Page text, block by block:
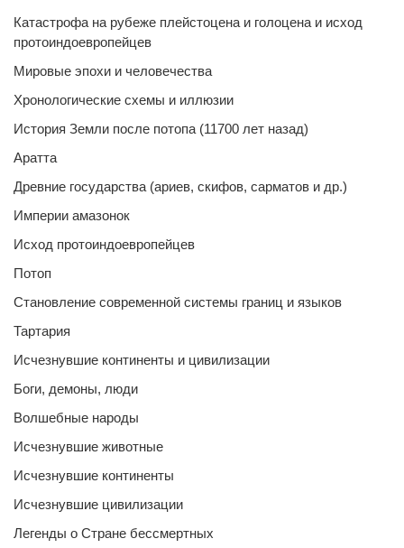
Катастрофа на рубеже плейстоцена и голоцена и исход
протоиндоевропейцев
Мировые эпохи и человечества
Хронологические схемы и иллюзии
История Земли после потопа (11700 лет назад)
Аратта
Древние государства (ариев, скифов, сарматов и др.)
Империи амазонок
Исход протоиндоевропейцев
Потоп
Становление современной системы границ и языков
Тартария
Исчезнувшие континенты и цивилизации
Боги, демоны, люди
Волшебные народы
Исчезнувшие животные
Исчезнувшие континенты
Исчезнувшие цивилизации
Легенды о Стране бессмертных